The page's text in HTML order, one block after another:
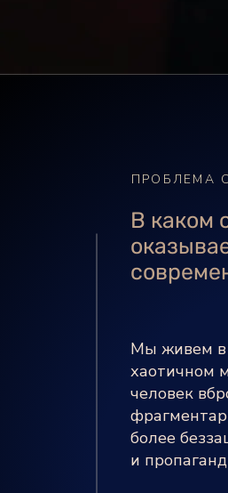
ПРОБЛЕМА
В каком
Мы живем в
хаотичном
человек
более
и